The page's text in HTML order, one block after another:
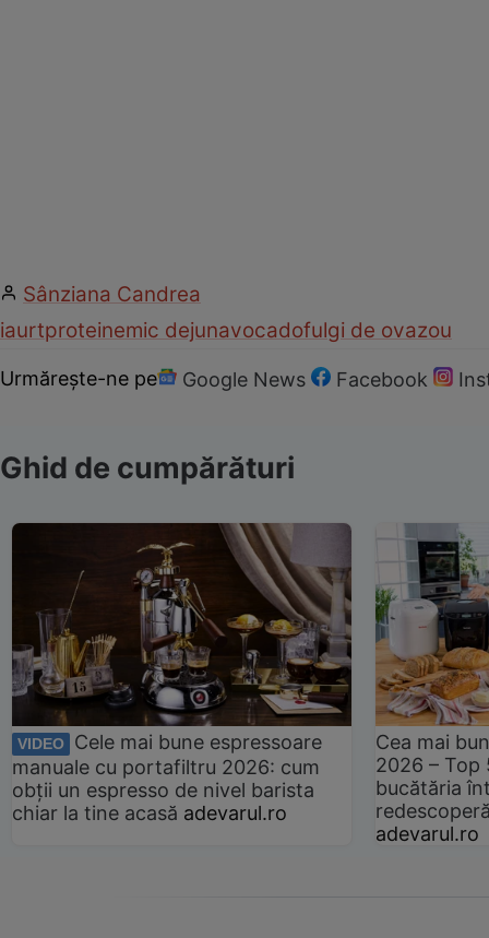
Sânziana Candrea
iaurtproteinemic dejunavocadofulgi de ovazou
Urmărește-ne pe Google News Facebook
Ghid de cumpărături
VIDEO
Cele mai bune espressoare
manuale cu portafiltru 2026: cum
obții un espresso de nivel barista
chiar la tine acasă adevarul.ro
Cea mai
2026 –
bucătăria
adevarul.ro